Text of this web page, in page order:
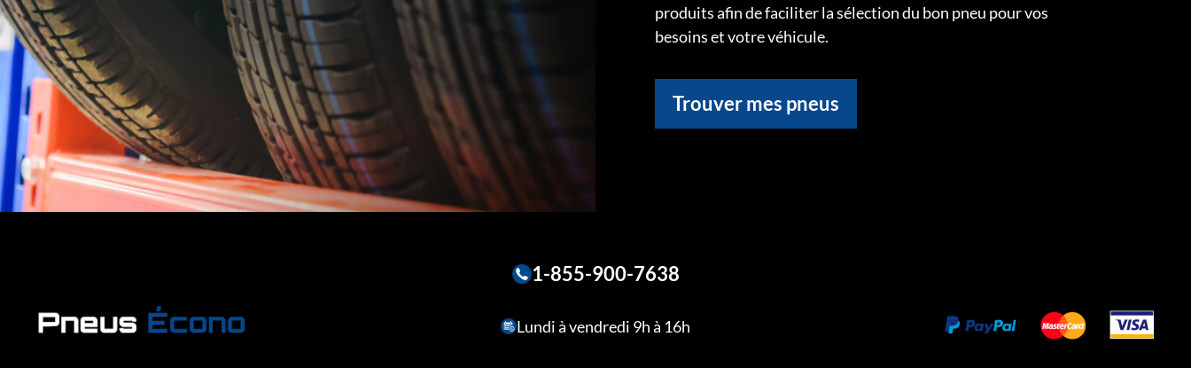
produits afin de faciliter la sélection du bon pneu pour vos
besoins et votre véhicule.
Trouver mes pneus
1-855-900-7638
Lundi à vendredi 9h à 16h